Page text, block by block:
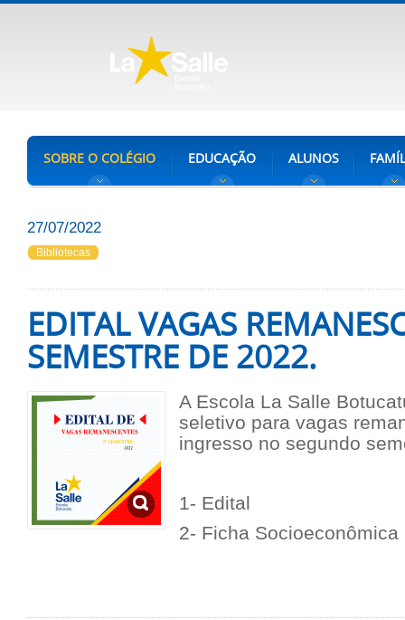
SOBRE O COLÉGIO EDUCAÇÃO ALUNOS
27/07/2022
Bibliotecas
EDITAL VAGAS
SEMESTRE DE 2022.
A Escola La Salle
seletivo para vagas
ingresso no segundo
1- Edital
2- Ficha Socioeconômica